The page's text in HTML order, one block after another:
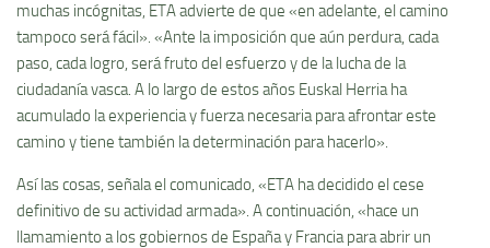
muchas incógnitas, ETA advierte de que «en adelante, el camino
tampoco será fácil». «Ante la imposición que aún perdura, cada
paso, cada logro, será fruto del esfuerzo y de la lucha de la
ciudadanía vasca. A lo largo de estos años Euskal Herria ha
acumulado la experiencia y fuerza necesaria para afrontar este
camino y tiene también la determinación para hacerlo».
Así las cosas, señala el comunicado, «ETA ha decidido el cese
definitivo de su actividad armada». A continuación, «hace un
llamamiento a los gobiernos de España y Francia para abrir un